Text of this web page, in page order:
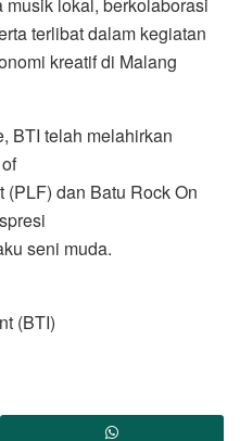
terlibat dalam kegiatan
kreatif di Malang
BTI telah melahirkan
dan Batu Rock On
seni muda.
(BTI)